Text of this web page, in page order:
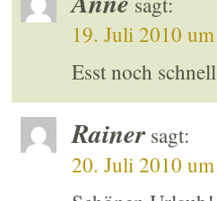
19. Juli 2010
Esst noch
Rainer sagt:
20. Juli 2010